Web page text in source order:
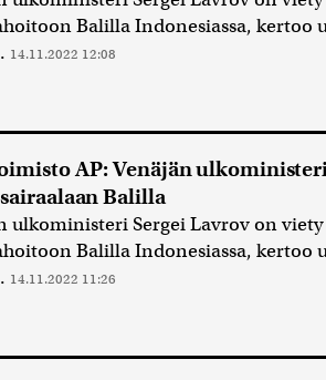
Balilla Indonesiassa, kertoo
14.11.2022 12:08
AP: Venäjän
Balilla
ulkoministeri Sergei Lavrov on viety
Balilla Indonesiassa, kertoo
14.11.2022 11:26